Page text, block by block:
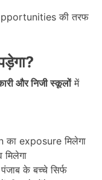
की तरफ
?
और निजी स्कूलोंमें
exposure मिलेगा
के बच्चे सिर्फ